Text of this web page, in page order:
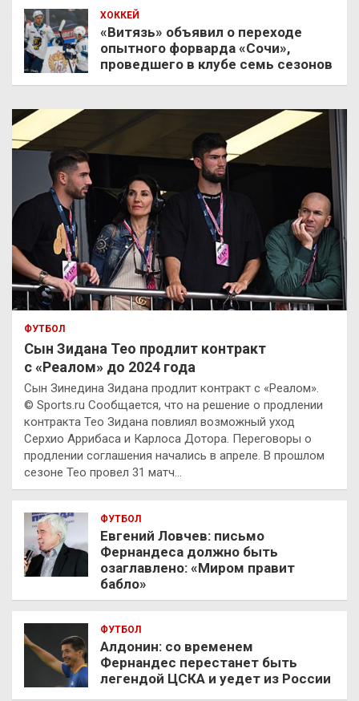
ХОККЕЙ
«Витязь» объявил о переходе
опытного форварда «Сочи»,
проведшего в клубе семь сезонов
ФУТБОЛ
Сын Зидана Тео продлит контракт
с «Реалом» до 2024 года
Сын Зинедина Зидана продлит контракт с «Реалом».
© Sports.ru Сообщается, что на решение о продлении
контракта Тео Зидана повлиял возможный уход
Серхио Аррибаса и Карлоса Дотора. Переговоры о
продлении соглашения начались в апреле. В прошлом
сезоне Тео провел 31 матч…
ФУТБОЛ
Евгений Ловчев: письмо
Фернандеса должно быть
озаглавлено: «Миром правит
бабло»
ФУТБОЛ
Алдонин: со временем
Фернандес перестанет быть
легендой ЦСКА и уедет из России